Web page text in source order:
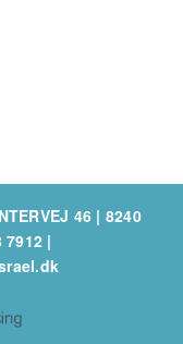
46 | 8240
7912 |